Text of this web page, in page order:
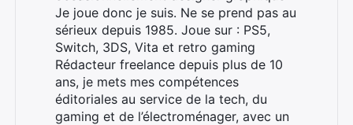
Je joue donc je suis. Ne se prend pas au
sérieux depuis 1985. Joue sur : PS5,
Switch, 3DS, Vita et retro gaming
Rédacteur freelance depuis plus de 10
ans, je mets mes compétences
éditoriales au service de la tech, du
gaming et de l’électroménager, avec un
Rechercher